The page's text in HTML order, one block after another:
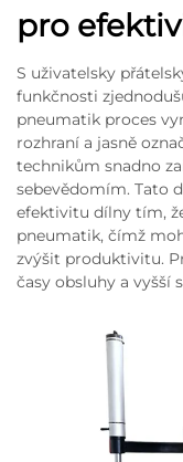
pro
S uživatelsky
funkčnosti
pneumatik proces
rozhraní a jasně
technikům snadno
sebevědomím. Tato
efektivitu dílny tím,
pneumatik, čímž
zvýšit produktivitu.
časy obsluhy a vyšší